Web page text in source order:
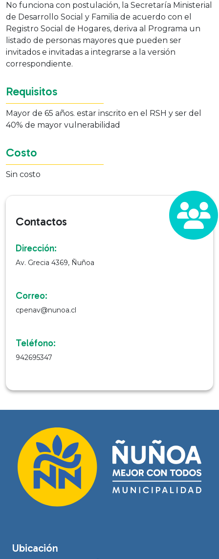
No funciona con postulación, la Secretaría Ministerial
de Desarrollo Social y Familia de acuerdo con el
Registro Social de Hogares, deriva al Programa un
listado de personas mayores que pueden ser
invitados e invitadas a integrarse a la versión
correspondiente.
Requisitos
Mayor de 65 años. estar inscrito en el RSH y ser del
40% de mayor vulnerabilidad
Costo
Sin costo
Contactos
Dirección:
Av. Grecia 4369, Ñuñoa
Correo:
cpenav@nunoa.cl
Teléfono:
942695347
Ubicación